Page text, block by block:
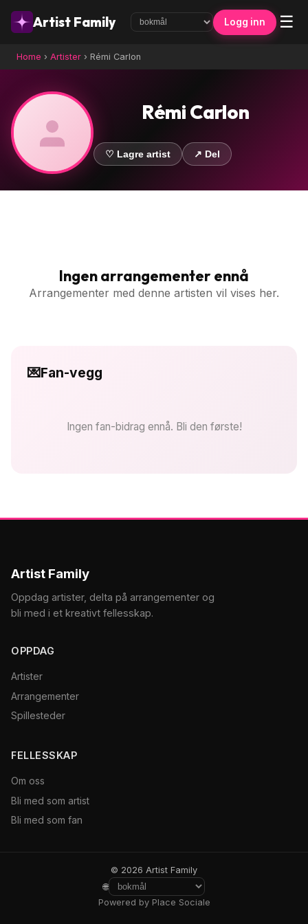
Artist Family Logg inn ☰
Home › Artister › Rémi Carlon
Rémi Carlon
♡ Lagre artist ↗ Del
Ingen arrangementer ennå
Arrangementer med denne artisten vil vises her.
💌Fan-vegg
Ingen fan-bidrag ennå. Bli den første!
Artist Family
Oppdag artister, delta på arrangementer og
bli med i et kreativt fellesskap.
OPPDAG
Artister
Arrangementer
Spillesteder
FELLESSKAP
Om oss
Bli med som artist
Bli med som fan
© 2026 Artist Family
🌐
Powered by Place Sociale